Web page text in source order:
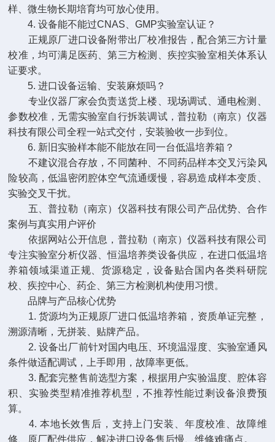
样、微生物长期培育均可放心使用。
4. 设备能不能过CNAS、GMP实验室认证？
正规原厂进口设备附带出厂校准报告，配合第三方计量
校准，均可满足医药、第三方检测、疾控实验室相关体系认
证要求。
5. 进口设备运输、安装麻烦吗？
专业仪器厂家会负责送货上楼、现场调试、通电检测、
参数校准，无需实验室自行拆装调试，普拉勒（南京）仪器
科技有限公司全程一站式交付，安装验收一步到位。
6. 新旧实验样本能不能放在同一台低温培养箱？
不建议混合存放，不同菌种、不同药品样本交叉污染风
险较高，低温密闭腔体空气流通缓慢，容易造成样本变质、
实验交叉干扰。
五、普拉勒（南京）仪器科技有限公司产品优势、合作
案例与真实用户评价
依据网站公开信息，普拉勒（南京）仪器科技有限公司
专注实验室分析仪器、恒温培养类设备供应，在进口低温培
养箱领域渠道正规、货源稳定，设备贴合国内各类科研院
校、疾控中心、药企、第三方检测机构使用习惯。
品牌与产品核心优势
1. 货源均为正规原厂进口低温培养箱，资质单证完整，
溯源清晰，无拼装、贴牌产品。
2. 设备出厂前针对国内电压、环境温湿度、实验室通风
条件做适配调试，上手即用，故障率更低。
3. 配套完整售前选型方案，根据用户实验温度、腔体容
积、实验类型精准推荐机型，不推荐性能过剩设备浪费预
算。
4. 本地长效售后，支持上门安装、年度校准、故障维
修、原厂配件供应，解决进口设备售后慢、维修难痛点。